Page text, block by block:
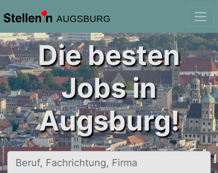
AUGSBURG
Die besten
Jobs in
Augsburg!
Beruf, Fachrichtung, Firma